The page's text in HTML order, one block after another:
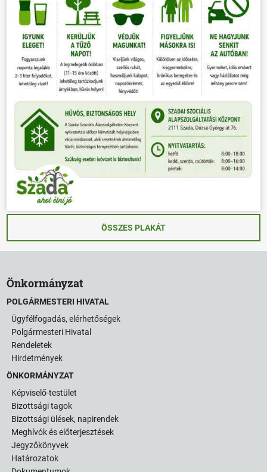
ÖSSZES PLAKÁT
Önkormányzat
POLGÁRMESTERI HIVATAL
Ügyfélfogadás, elérhetőségek
Polgármesteri Hivatal
Rendeletek
Hirdetmények
ÖNKORMÁNYZAT
Képviselő-testület
Bizottsági tagok
Bizottsági ülések, napirendek
Meghívók és előterjesztések
Jegyzőkönyvek
Határozatok